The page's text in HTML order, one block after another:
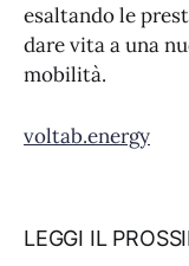
esaltando le
dare vita a una
mobilità.
voltab.energy
LEGGI IL